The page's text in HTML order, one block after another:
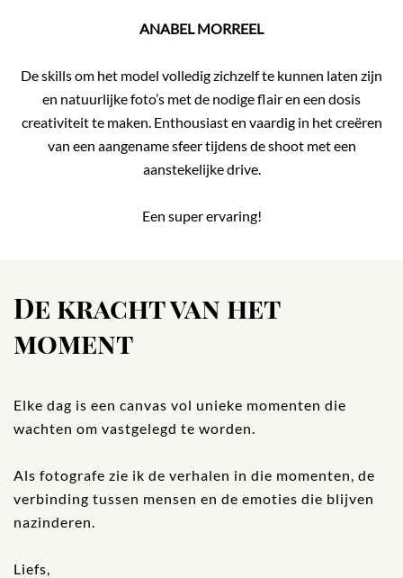
ANABEL MORREEL
De skills om het model volledig zichzelf te kunnen laten zijn
en natuurlijke foto’s met de nodige flair en een dosis
creativiteit te maken. Enthousiast en vaardig in het creëren
van een aangename sfeer tijdens de shoot met een
aanstekelijke drive.
Een super ervaring!
De kracht van het
moment
Elke dag is een canvas vol unieke momenten die
wachten om vastgelegd te worden.
Als fotografe zie ik de verhalen in die momenten, de
verbinding tussen mensen en de emoties die blijven
nazinderen.
Liefs,